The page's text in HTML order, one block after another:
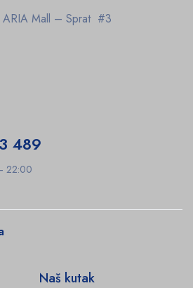
ARIA Mall – Sprat #3
489
22:00
Naš kutak